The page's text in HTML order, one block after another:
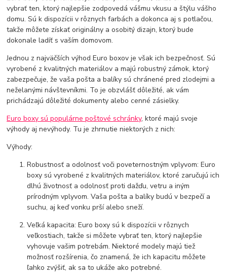
vybrať ten, ktorý najlepšie zodpovedá vášmu vkusu a štýlu vášho
domu. Sú k dispozícii v rôznych farbách a dokonca aj s potlačou,
takže môžete získať originálny a osobitý dizajn, ktorý bude
dokonale ladíť s vaším domovom.
Jednou z najväčších výhod Euro boxov je však ich bezpečnosť. Sú
vyrobené z kvalitných materiálov a majú robustný zámok, ktorý
zabezpečuje, že vaša pošta a balíky sú chránené pred zlodejmi a
neželanými návštevníkmi. To je obzvlášť dôležité, ak vám
prichádzajú dôležité dokumenty alebo cenné zásielky.
Euro boxy sú populárne poštové schránky, ktoré majú svoje
výhody aj nevýhody. Tu je zhrnutie niektorých z nich:
Výhody:
Robustnosť a odolnosť voči poveternostným vplyvom: Euro
boxy sú vyrobené z kvalitných materiálov, ktoré zaručujú ich
dlhú životnosť a odolnosť proti dažďu, vetru a iným
prírodným vplyvom. Vaša pošta a balíky budú v bezpečí a
suchu, aj keď vonku prší alebo sneží.
Veľká kapacita: Euro boxy sú k dispozícii v rôznych
veľkostiach, takže si môžete vybrať ten, ktorý najlepšie
vyhovuje vašim potrebám. Niektoré modely majú tiež
možnosť rozšírenia, čo znamená, že ich kapacitu môžete
ľahko zvýšiť, ak sa to ukáže ako potrebné.